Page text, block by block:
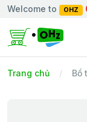
Welcome to OHZ
Trang chủ Bổ